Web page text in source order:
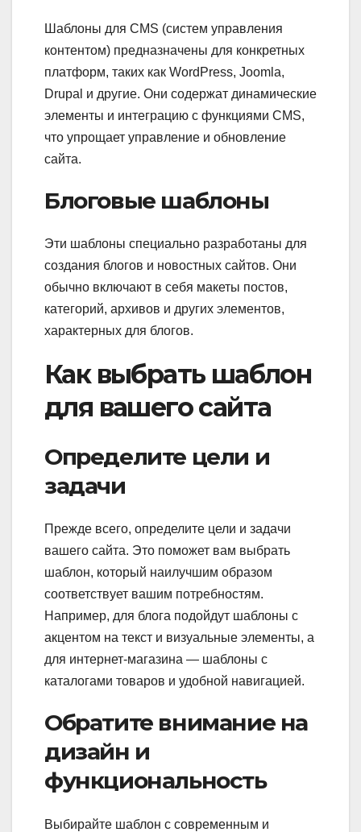
Шаблоны для CMS (систем управления
контентом) предназначены для конкретных
платформ, таких как WordPress, Joomla,
Drupal и другие. Они содержат динамические
элементы и интеграцию с функциями CMS,
что упрощает управление и обновление
сайта.
Блоговые шаблоны
Эти шаблоны специально разработаны для
создания блогов и новостных сайтов. Они
обычно включают в себя макеты постов,
категорий, архивов и других элементов,
характерных для блогов.
Как выбрать шаблон
для вашего сайта
Определите цели и
задачи
Прежде всего, определите цели и задачи
вашего сайта. Это поможет вам выбрать
шаблон, который наилучшим образом
соответствует вашим потребностям.
Например, для блога подойдут шаблоны с
акцентом на текст и визуальные элементы, а
для интернет-магазина — шаблоны с
каталогами товаров и удобной навигацией.
Обратите внимание на
дизайн и
функциональность
Выбирайте шаблон с современным и